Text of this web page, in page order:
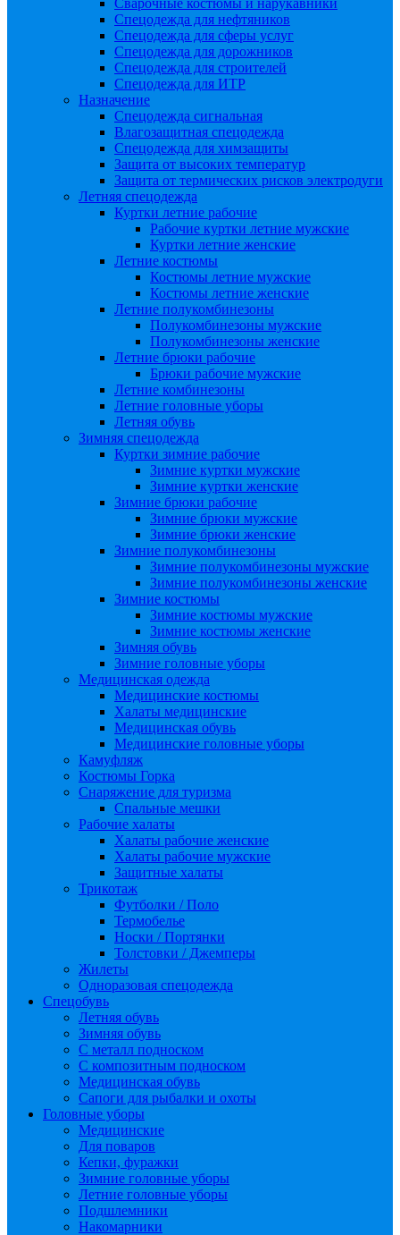
Сварочные костюмы и нарукавники
Спецодежда для нефтяников
Спецодежда для сферы услуг
Спецодежда для дорожников
Спецодежда для строителей
Спецодежда для ИТР
Назначение
Спецодежда сигнальная
Влагозащитная спецодежда
Спецодежда для химзащиты
Защита от высоких температур
Защита от термических рисков электродуги
Летняя спецодежда
Куртки летние рабочие
Рабочие куртки летние мужские
Куртки летние женские
Летние костюмы
Костюмы летние мужские
Костюмы летние женские
Летние полукомбинезоны
Полукомбинезоны мужские
Полукомбинезоны женские
Летние брюки рабочие
Брюки рабочие мужские
Летние комбинезоны
Летние головные уборы
Летняя обувь
Зимняя спецодежда
Куртки зимние рабочие
Зимние куртки мужские
Зимние куртки женские
Зимние брюки рабочие
Зимние брюки мужские
Зимние брюки женские
Зимние полукомбинезоны
Зимние полукомбинезоны мужские
Зимние полукомбинезоны женские
Зимние костюмы
Зимние костюмы мужские
Зимние костюмы женские
Зимняя обувь
Зимние головные уборы
Медицинская одежда
Медицинские костюмы
Халаты медицинские
Медицинская обувь
Медицинские головные уборы
Камуфляж
Костюмы Горка
Снаряжение для туризма
Спальные мешки
Рабочие халаты
Халаты рабочие женские
Халаты рабочие мужские
Защитные халаты
Трикотаж
Футболки / Поло
Термобелье
Носки / Портянки
Толстовки / Джемперы
Жилеты
Одноразовая спецодежда
Спецобувь
Летняя обувь
Зимняя обувь
С металл подноском
С композитным подноском
Медицинская обувь
Сапоги для рыбалки и охоты
Головные уборы
Медицинские
Для поваров
Кепки, фуражки
Зимние головные уборы
Летние головные уборы
Подшлемники
Накомарники